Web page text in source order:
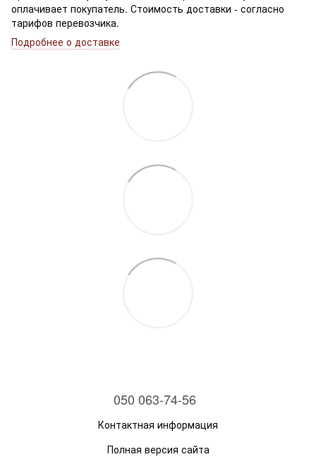
оплачивает покупатель. Стоимость доставки - согласно
тарифов перевозчика.
Подробнее о доставке
050 063-74-56
Контактная информация
Полная версия сайта